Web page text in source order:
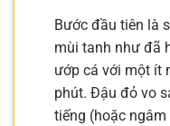
Bước đầu tiên là
mùi tanh như đã
ướp cá với một ít
phút. Đậu đỏ vo
tiếng (hoặc